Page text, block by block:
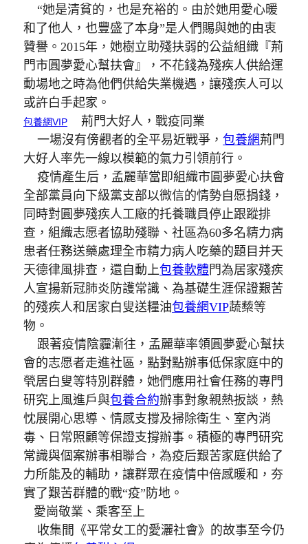
“她是清貧的，也是充裕的。由於她用愛心暖
和了他人，也豐盛了本身”是人們賜與她的由衷
贊譽。2015年，她樹立助殘扶弱的公益組織『荊
門市圓夢愛心幫扶會』，不花錢為殘疾人供給運
動場地之時為他們供給失業機遇，讓殘疾人可以
或許白手起家。
包養網VIP
荊門大好人，戰疫同業
一場沒有傍觀者的全平易近戰爭， 包養網荊門
大好人率先一線以模範的氣力引領前行。
疫情產生后，孟麗華當即組織市圓夢愛心扶會
全部黨員向下級黨支部以微信的情勢自愿捐錢，
同時對圓夢殘疾人工廠的托養職員停止跟蹤排
查，組織志愿者協助殘聯、社區為60多名精力病
患者任務送藥處理全市精力病人吃藥的題目并天
天德律風排查，還自動上包養軟體門為居家殘疾
人宣揚新冠肺炎防護常識、為基礎生涯保證艱苦
的殘疾人和居家白叟送糧油包養網VIP蔬蔾等
物。
跟著疫情陰霾漸往，孟麗華率領圓夢愛心幫扶
會的志愿者走進社區，點對點辦事低保家庭中的
煢居白叟等特別群體，她們應用社會任務的專門
研究上風進戶與包養合約辦事對象親熱扳談，熱
忱展開心思導、情感支撐及掃除衛生、室內消
毒、日常照顧等保證支撐辦事。積極的專門研究
常識與個案辦事相聯合，為疫后艱苦家庭供給了
力所能及的輔助，讓群眾在疫情中倍感暖和，夯
實了艱苦群體的戰“疫”防地。
愛崗敬業、乘客至上
收集間《平常女工的愛灑社會》的故事至今仍